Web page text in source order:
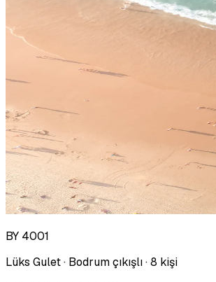
BY 4001
Lüks Gulet · Bodrum çıkışlı · 8 kişi